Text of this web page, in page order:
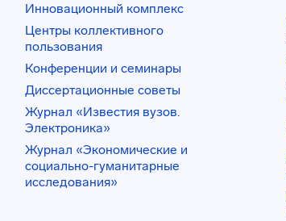
Инновационный комплекс
Центры коллективного
пользования
Конференции и семинары
Диссертационные советы
Журнал «Известия вузов.
Электроника»
Журнал «Экономические и
социально-гуманитарные
исследования»